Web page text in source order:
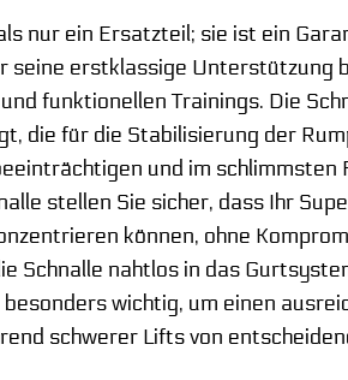
nur ein Ersatzteil; sie ist ein
erstklassige Unterstützung
funktionellen Trainings. Die
die für die Stabilisierung der
und im
stellen Sie sicher, dass Ihr
können, ohne
Schnalle nahtlos in das
wichtig, um einen
schwerer Lifts von